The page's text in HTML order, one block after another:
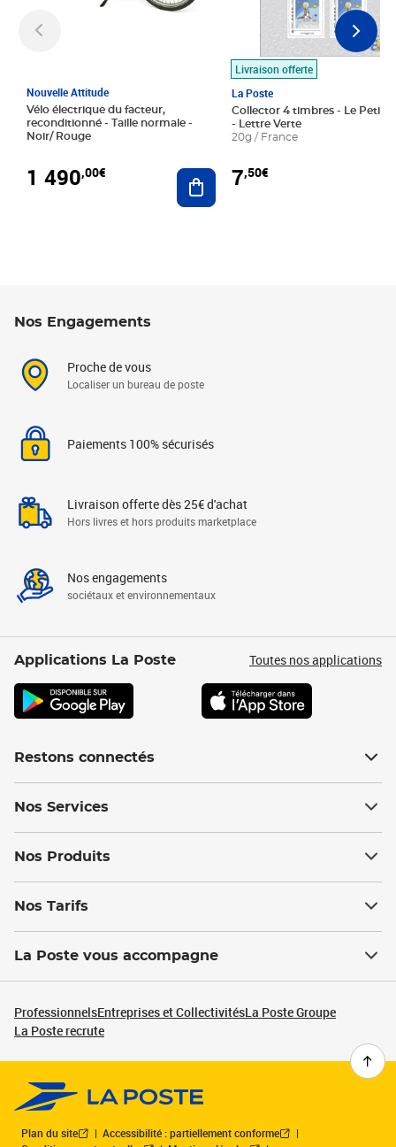
Nouvelle Attitude
Vélo électrique du facteur,
reconditionné - Taille normale -
Noir/ Rouge
1 490,00€ Ajouter au panier
Livraison offerte
La Poste
Collector 4 timbres - Le Petit
- Lettre Verte
20g / France
7,50€
Nos Engagements
Proche de vous
Localiser un bureau de poste
Paiements 100% sécurisés
Livraison offerte dès 25€ d'achat
Hors livres et hors produits marketplace
Nos engagements
sociétaux et environnementaux
Applications La Poste Toutes nos applications
Restons connectés
Nos Services
Nos Produits
Nos Tarifs
La Poste vous accompagne
ProfessionnelsEntreprises et CollectivitésLa Poste Groupe
La Poste recrute
Plan du site
Accessibilité : partiellement conforme